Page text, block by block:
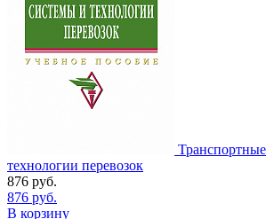
технологии перевозок
876 руб.
876 руб.
В корзину